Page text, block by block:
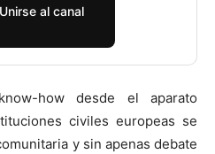
al canal
how desde el aparato
civiles europeas se
y sin apenas debate